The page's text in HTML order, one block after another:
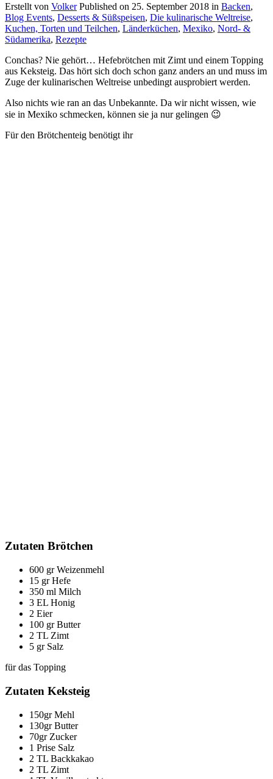
Erstellt von Volker Published on 25. September 2018 in Backen,
Blog Events, Desserts & Süßspeisen, Die kulinarische Weltreise,
Kuchen, Torten und Teilchen, Länderküchen, Mexiko, Nord- &
Südamerika, Rezepte
Conchas? Nie gehört… Hefebrötchen mit Zimt und einem Topping
aus Keksteig. Das hört sich doch schon ganz anders an und muss im
Zuge der kulinarischen Weltreise unbedingt ausprobiert werden.
Also nichts wie ran an das Unbekannte. Da wir nicht wissen, wie
sie in Mexiko schmecken, können sie ja nur gelingen 😉
Für den Brötchenteig benötigt ihr
Zutaten Brötchen
600 gr Weizenmehl
15 gr Hefe
350 ml Milch
3 EL Honig
2 Eier
100 gr Butter
2 TL Zimt
5 gr Salz
für das Topping
Zutaten Keksteig
150gr Mehl
130gr Butter
70gr Zucker
1 Prise Salz
2 TL Backkakao
2 TL Zimt